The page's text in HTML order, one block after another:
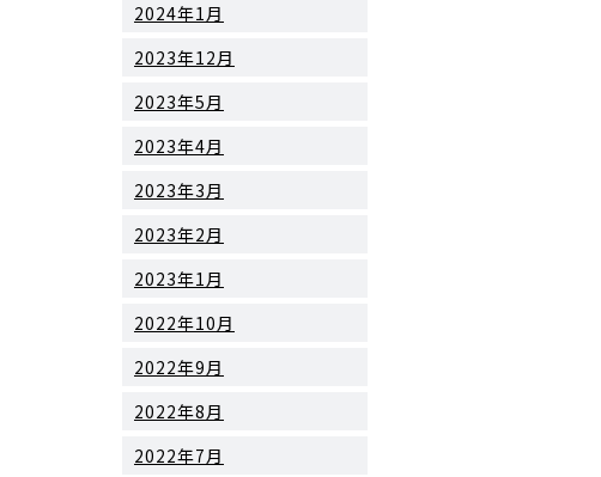
2024年1月
2023年12月
2023年5月
2023年4月
2023年3月
2023年2月
2023年1月
2022年10月
2022年9月
2022年8月
2022年7月